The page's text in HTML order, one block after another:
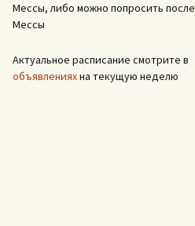
Мессы, либо можно попросить после
Мессы
Актуальное расписание смотрите в
объявленияхна текущую неделю